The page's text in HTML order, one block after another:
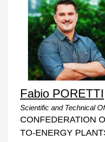
Fabio PORETTI
Scientific and Technical
CONFEDERATION
TO-ENERGY